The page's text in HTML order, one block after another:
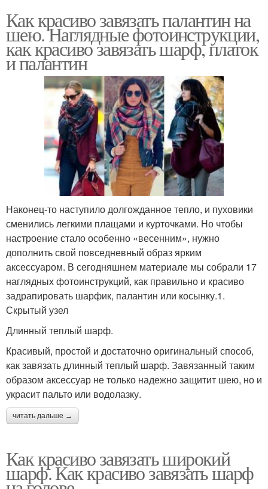
Как красиво завязать палантин на
шею. Наглядные фотоинструкции,
как красиво завязать шарф, платок
и палантин
Наконец-то наступило долгожданное тепло, и пуховики
сменились легкими плащами и курточками. Но чтобы
настроение стало особенно «весенним», нужно
дополнить свой повседневный образ ярким
аксессуаром. В сегодняшнем материале мы собрали 17
наглядных фотоинструкций, как правильно и красиво
задрапировать шарфик, палантин или косынку.1.
Скрытый узел
Длинный теплый шарф.
Красивый, простой и достаточно оригинальный способ,
как завязать длинный теплый шарф. Завязанный таким
образом аксессуар не только надежно защитит шею, но и
украсит пальто или водолазку.
читать дальше →
Как красиво завязать широкий
шарф. Как красиво завязать шарф